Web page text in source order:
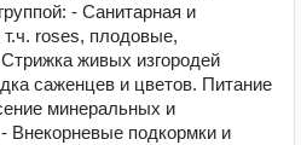
- Санитарная и
roses, плодовые,
живых изгородей
саженцев и цветов. Питание
минеральных и
Внекорневые подкормки и